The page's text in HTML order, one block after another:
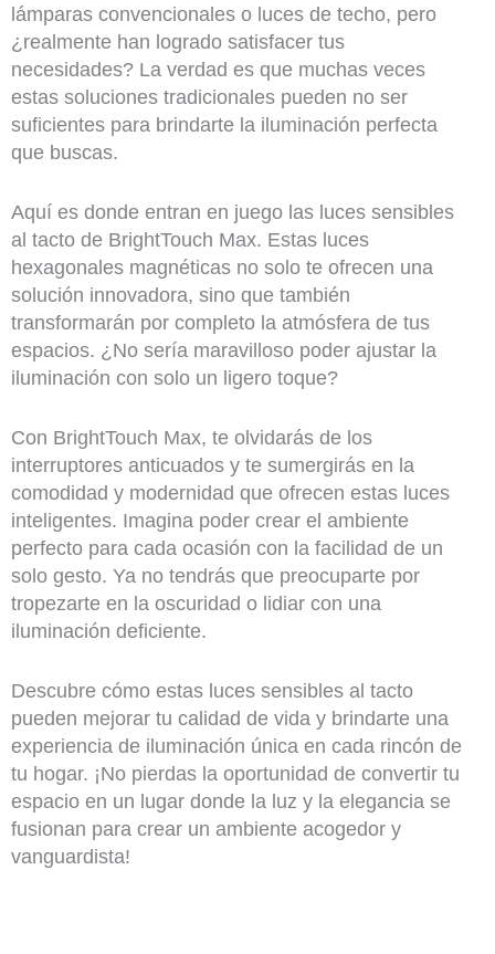
lámparas convencionales o luces de techo, pero
¿realmente han logrado satisfacer tus
necesidades? La verdad es que muchas veces
estas soluciones tradicionales pueden no ser
suficientes para brindarte la iluminación perfecta
que buscas.
Aquí es donde entran en juego las luces sensibles
al tacto de BrightTouch Max. Estas luces
hexagonales magnéticas no solo te ofrecen una
solución innovadora, sino que también
transformarán por completo la atmósfera de tus
espacios. ¿No sería maravilloso poder ajustar la
iluminación con solo un ligero toque?
Con BrightTouch Max, te olvidarás de los
interruptores anticuados y te sumergirás en la
comodidad y modernidad que ofrecen estas luces
inteligentes. Imagina poder crear el ambiente
perfecto para cada ocasión con la facilidad de un
solo gesto. Ya no tendrás que preocuparte por
tropezarte en la oscuridad o lidiar con una
iluminación deficiente.
Descubre cómo estas luces sensibles al tacto
pueden mejorar tu calidad de vida y brindarte una
experiencia de iluminación única en cada rincón de
tu hogar. ¡No pierdas la oportunidad de convertir tu
espacio en un lugar donde la luz y la elegancia se
fusionan para crear un ambiente acogedor y
vanguardista!